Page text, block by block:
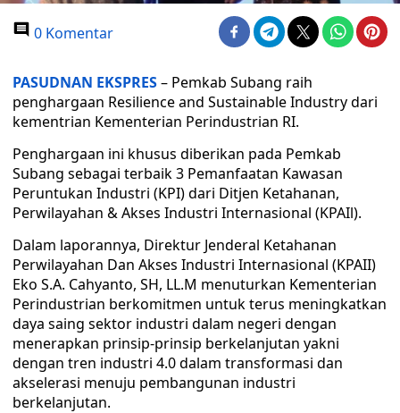
0 Komentar
PASUDNAN EKSPRES– Pemkab Subang raih
penghargaan Resilience and Sustainable Industry dari
kementrian Kementerian Perindustrian RI.
Penghargaan ini khusus diberikan pada Pemkab
Subang sebagai terbaik 3 Pemanfaatan Kawasan
Peruntukan Industri (KPI) dari Ditjen Ketahanan,
Perwilayahan & Akses Industri Internasional (KPAIl).
Dalam laporannya, Direktur Jenderal Ketahanan
Perwilayahan Dan Akses Industri Internasional (KPAII)
Eko S.A. Cahyanto, SH, LL.M menuturkan Kementerian
Perindustrian berkomitmen untuk terus meningkatkan
daya saing sektor industri dalam negeri dengan
menerapkan prinsip-prinsip berkelanjutan yakni
dengan tren industri 4.0 dalam transformasi dan
akselerasi menuju pembangunan industri
berkelanjutan.